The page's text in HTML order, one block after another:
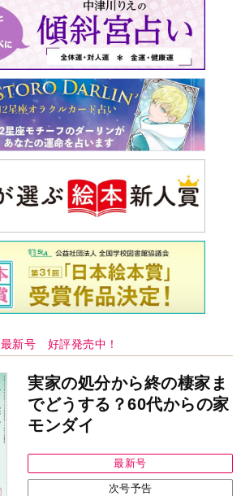
最新号 好評発売中！
実家の処分から終の棲家ま
でどうする？60代からの家
モンダイ
最新号
次号予告